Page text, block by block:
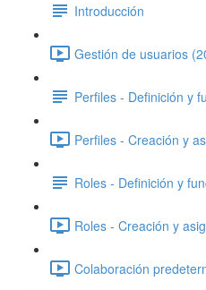
Introducción
Gestión de usuarios
Perfiles - Definición y
Perfiles - Creación y
Roles - Definición y
Roles - Creación y
Colaboración